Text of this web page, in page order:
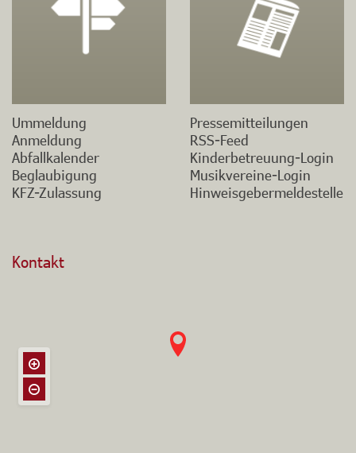
Ummeldung
Anmeldung
Abfallkalender
Beglaubigung
KFZ-Zulassung
Pressemitteilungen
RSS-Feed
Kinderbetreuung-Login
Musikvereine-Login
Hinweisgebermeldestelle
Kontakt